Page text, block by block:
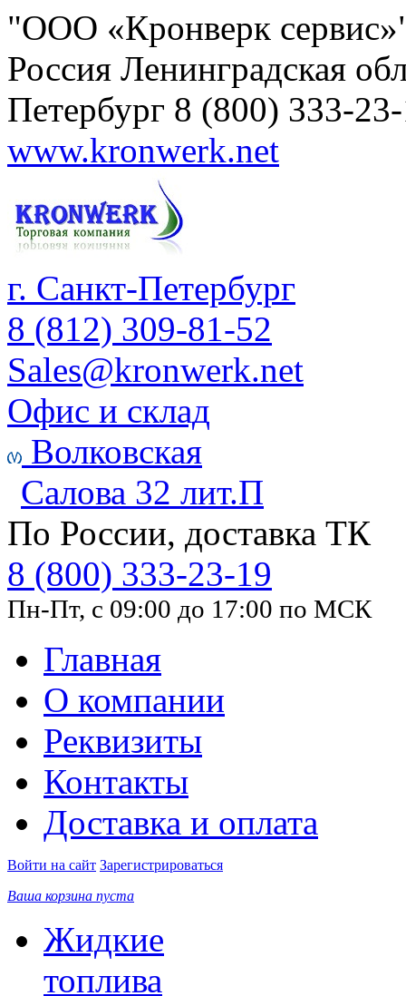
"ООО «Кронверк
Россия Ленинградская
Петербург 8 (800) 333-
www.kronwerk.net
г. Санкт-Петербург
8 (812) 309-81-52
Sales@kronwerk.net
Офис и склад
Волковская
Салова 32 лит.П
По России, доставка ТК
8 (800) 333-23-19
Пн-Пт, с 09:00 до 17:00 по МСК
Главная
О компании
Реквизиты
Контакты
Доставка и оплата
Войти на сайт Зарегистрироваться
Ваша корзина пуста
Жидкие
топлива